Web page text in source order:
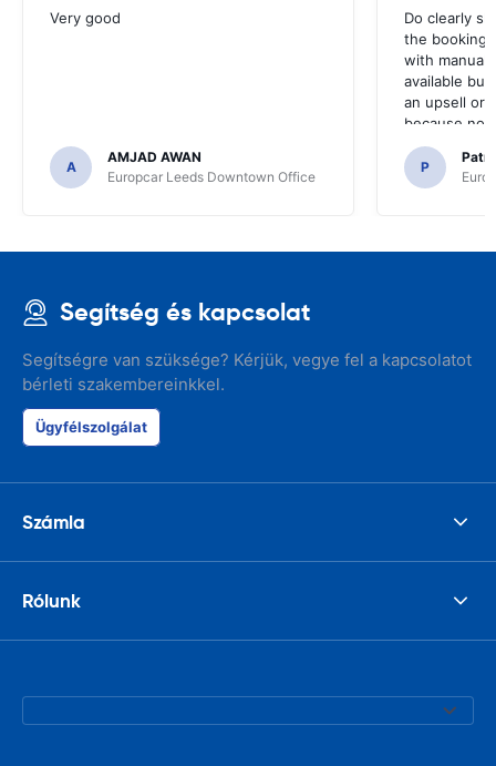
Very good
A
AMJAD AWAN
Europcar Leeds Downtown Office
Do clearly
the booking
with manual
available
an upsell or
because no
time of
P
Segítség és kapcsolat
Segítségre van szüksége? Kérjük, vegye fel a kapcsolatot
bérleti szakembereinkkel.
Ügyfélszolgálat
Számla
Rólunk